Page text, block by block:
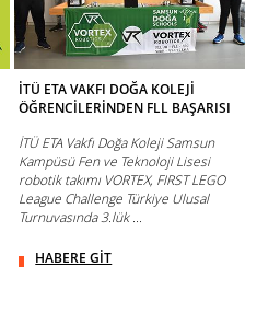
İTÜ ETA VAKFI DOĞA KOLEJİ
ÖĞRENCİLERİNDEN FLL BAŞARISI
İTÜ ETA Vakfı Doğa Koleji Samsun
Kampüsü Fen ve Teknoloji Lisesi
robotik takımı VORTEX, FIRST LEGO
League Challenge Türkiye Ulusal
Turnuvasında 3.lük ...
HABERE GİT